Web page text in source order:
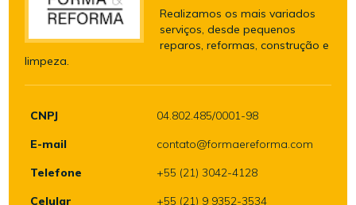
Realizamos os mais variados
serviços, desde pequenos
reparos, reformas, construção e
limpeza.
CNPJ
04.802.485/0001-98
E-mail
contato@formaereforma.com
Telefone
+55 (21) 3042-4128
Celular
+55 (21) 9 9352-3534